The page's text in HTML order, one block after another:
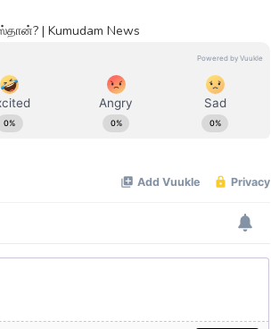
| Kumudam News